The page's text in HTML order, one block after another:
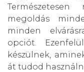
megoldás
minden
opciót.
készülnek,
át tudod